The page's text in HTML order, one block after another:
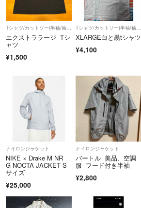
Tシャツ/カットソー(半袖/袖なし)
エクストララージ Tシ
ャツ
¥1,500
Tシャツ/カットソー(半袖/袖なし)
XLARGE白と黒tシャツ
¥4,100
ナイロンジャケット
NIKE × Drake M NR
G NOCTA JACKET S
サイズ
¥25,000
ナイロンジャケット
バートル 美品、空調
服 フード付き半袖
¥2,800